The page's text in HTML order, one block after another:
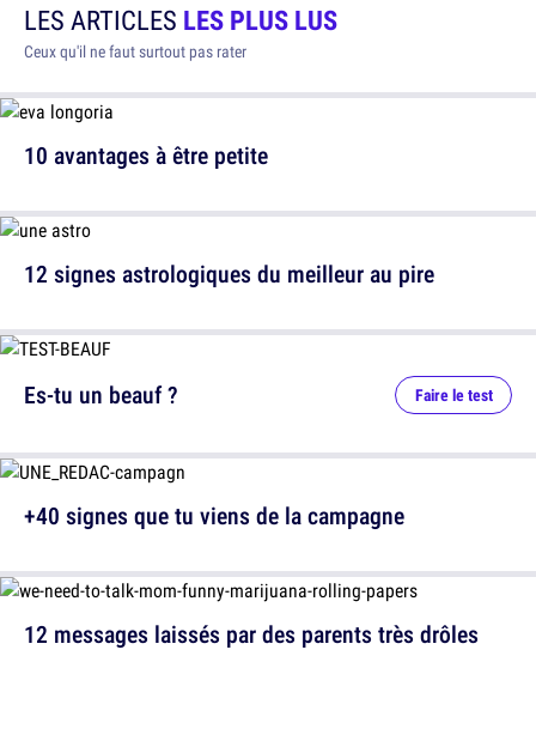
LES ARTICLES LES PLUS LUS
Ceux qu'il ne faut surtout pas rater
10 avantages à être petite
12 signes astrologiques du meilleur au pire
12 messages laissés par des parents très drôles
Es-tu un beauf ? Faire le test
+40 signes que tu viens de la campagne